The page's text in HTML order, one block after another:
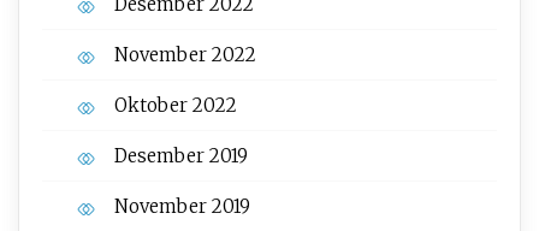
November 2022
Oktober 2022
Desember 2019
November 2019